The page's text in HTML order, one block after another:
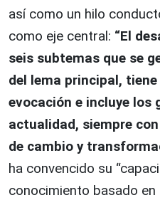
así como un hilo
como eje central: “El
seis subtemas que se
del lema principal,
evocación e incluye los
actualidad, siempre
de cambio y
ha convencido su
conocimiento basado